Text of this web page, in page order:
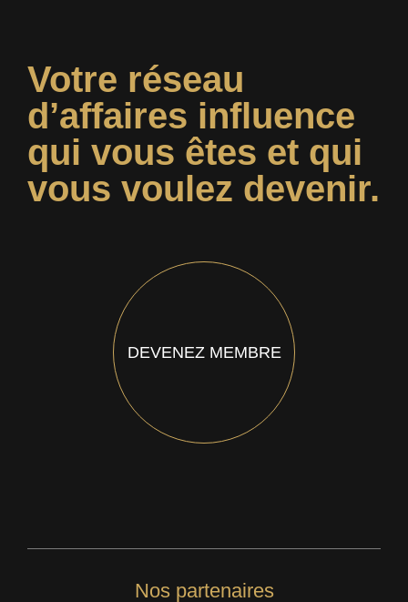
Votre réseau
d’affaires influence
qui vous êtes et qui
vous voulez devenir.
DEVENEZ MEMBRE
Nos partenaires